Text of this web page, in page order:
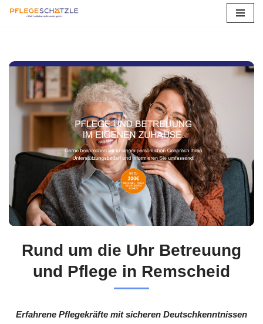
springen
Rund um die Uhr Betreuung
und Pflege in Remscheid
Erfahrene Pflegekräfte mit sicheren Deutschkenntnissen